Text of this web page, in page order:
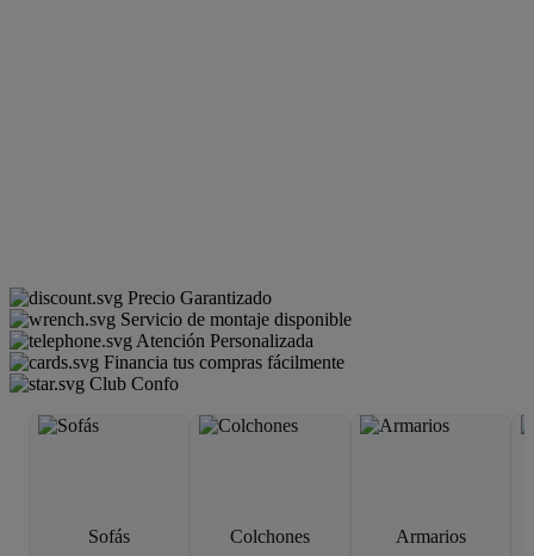
Precio Garantizado
Servicio de montaje disponible
Atención Personalizada
Financia tus compras fácilmente
Club Confo
Sofás Colchones Armarios